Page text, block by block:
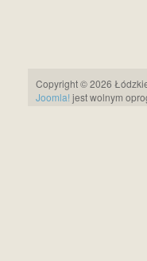
Copyright © 2026
Joomla! jest wolnym